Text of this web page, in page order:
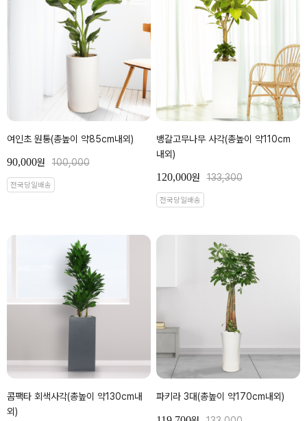
여인초 원통(총높이 약85cm내외)
90,000원 100,000
전국당일배송
뱅갈고무나무 사각(총높이 약110cm
내외)
120,000원 133,300
전국당일배송
콤팩타 회색사각(총높이 약130cm내
외)
파키라 3대(총높이 약170cm내외)